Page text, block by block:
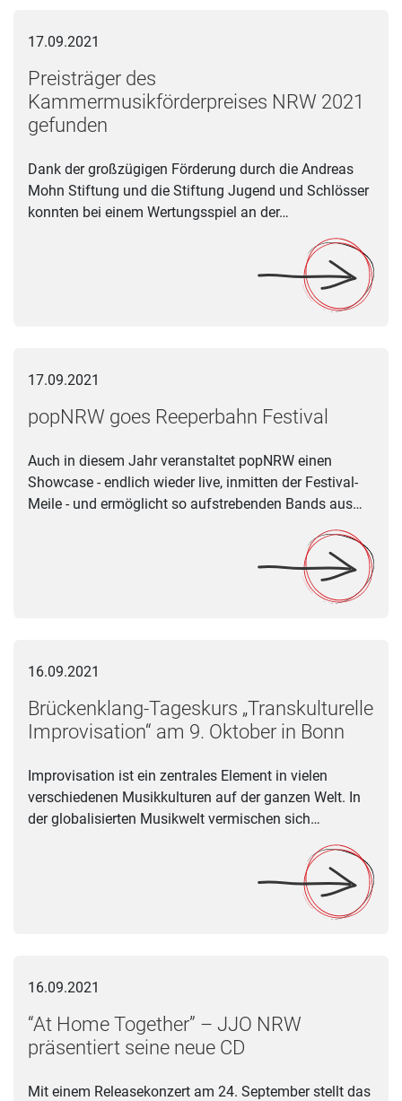
17.09.2021
Preisträger des
Kammermusikförderpreises NRW 2021
gefunden
Dank der großzügigen Förderung durch die Andreas
Mohn Stiftung und die Stiftung Jugend und Schlösser
konnten bei einem Wertungsspiel an der…
17.09.2021
popNRW goes Reeperbahn Festival
Auch in diesem Jahr veranstaltet popNRW einen
Showcase - endlich wieder live, inmitten der Festival-
Meile - und ermöglicht so aufstrebenden Bands aus…
16.09.2021
Brückenklang-Tageskurs „Transkulturelle
Improvisation“ am 9. Oktober in Bonn
Improvisation ist ein zentrales Element in vielen
verschiedenen Musikkulturen auf der ganzen Welt. In
der globalisierten Musikwelt vermischen sich…
16.09.2021
“At Home Together” – JJO NRW
präsentiert seine neue CD
Mit einem Releasekonzert am 24. September stellt das